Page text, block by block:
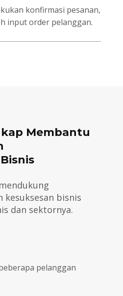
konfirmasi pesanan,
input order pelanggan.
Membantu
bisnis
dan sektornya.
pelanggan